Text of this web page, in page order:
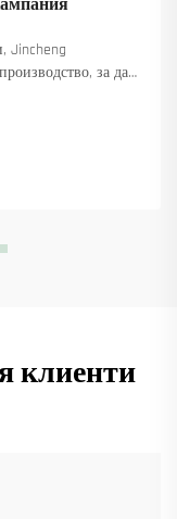
Jincheng
за да
клиенти